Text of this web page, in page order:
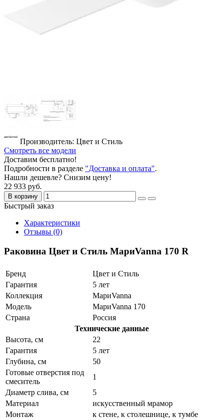
Производитель: Цвет и Стиль
Смотреть все модели
Доставим бесплатно!
Подробности в разделе "Доставка и оплата".
Нашли дешевле? Снизим цену!
22 933 руб.
В корзину
Быстрый заказ
Характеристики
Отзывы (0)
Раковина Цвет и Стиль МариVanna 170 R
Бренд
Цвет и Стиль
Гарантия
5 лет
Коллекция
МариVanna
Модель
МариVanna 170
Страна
Россия
Технические данные
Высота, см
22
Гарантия
5 лет
Глубина, см
50
Готовые отверстия под
смеситель
1
Диаметр слива, см
5
Материал
искусственный мрамор
Монтаж
к стене, к столешнице, к тумбе